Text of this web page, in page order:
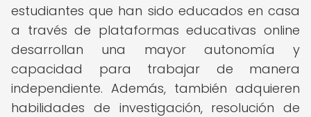
estudiantes que han sido educados en casa
a través de plataformas educativas online
desarrollan una mayor autonomía y
capacidad para trabajar de manera
independiente. Además, también adquieren
habilidades de investigación, resolución de